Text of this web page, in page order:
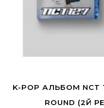
K-POP АЛЬБОМ NCT
ROUND (2Й